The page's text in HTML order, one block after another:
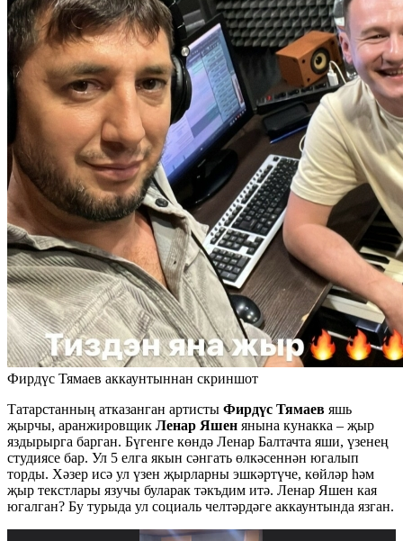
Фирдүс Тямаев аккаунтыннан скриншот
Татарстанның атказанган артисты Фирдүс Тямаев яшь
җырчы, аранжировщик Ленар Яшен янына кунакка – җыр
яздырырга барган. Бүгенге көндә Ленар Балтачта яши, үзенең
студиясе бар. Ул 5 елга якын сәнгать өлкәсеннән югалып
торды. Хәзер исә ул үзен җырларны эшкәртүче, көйләр һәм
җыр текстлары язучы буларак тәкъдим итә. Ленар Яшен кая
югалган? Бу турыда ул социаль челтәрдәге аккаунтында язган.